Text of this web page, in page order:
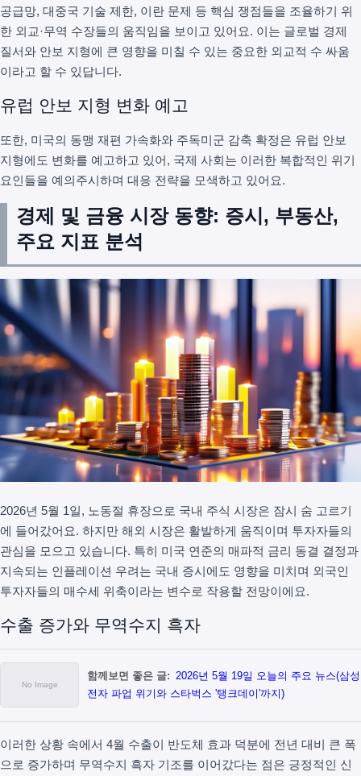
공급망, 대중국 기술 제한, 이란 문제 등 핵심 쟁점들을 조율하기 위
한 외교·무역 수장들의 움직임을 보이고 있어요. 이는 글로벌 경제
질서와 안보 지형에 큰 영향을 미칠 수 있는 중요한 외교적 수 싸움
이라고 할 수 있답니다.
유럽 안보 지형 변화 예고
또한, 미국의 동맹 재편 가속화와 주독미군 감축 확정은 유럽 안보
지형에도 변화를 예고하고 있어, 국제 사회는 이러한 복합적인 위기
요인들을 예의주시하며 대응 전략을 모색하고 있어요.
경제 및 금융 시장 동향: 증시, 부동산,
주요 지표 분석
2026년 5월 1일, 노동절 휴장으로 국내 주식 시장은 잠시 숨 고르기
에 들어갔어요. 하지만 해외 시장은 활발하게 움직이며 투자자들의
관심을 모으고 있습니다. 특히 미국 연준의 매파적 금리 동결 결정과
지속되는 인플레이션 우려는 국내 증시에도 영향을 미치며 외국인
투자자들의 매수세 위축이라는 변수로 작용할 전망이에요.
수출 증가와 무역수지 흑자
함께보면 좋은 글: 2026년 5월 19일 오늘의 주요 뉴스(삼성
전자 파업 위기와 스타벅스 '탱크데이'까지)
이러한 상황 속에서 4월 수출이 반도체 효과 덕분에 전년 대비 큰 폭
으로 증가하며 무역수지 흑자 기조를 이어갔다는 점은 긍정적인 신